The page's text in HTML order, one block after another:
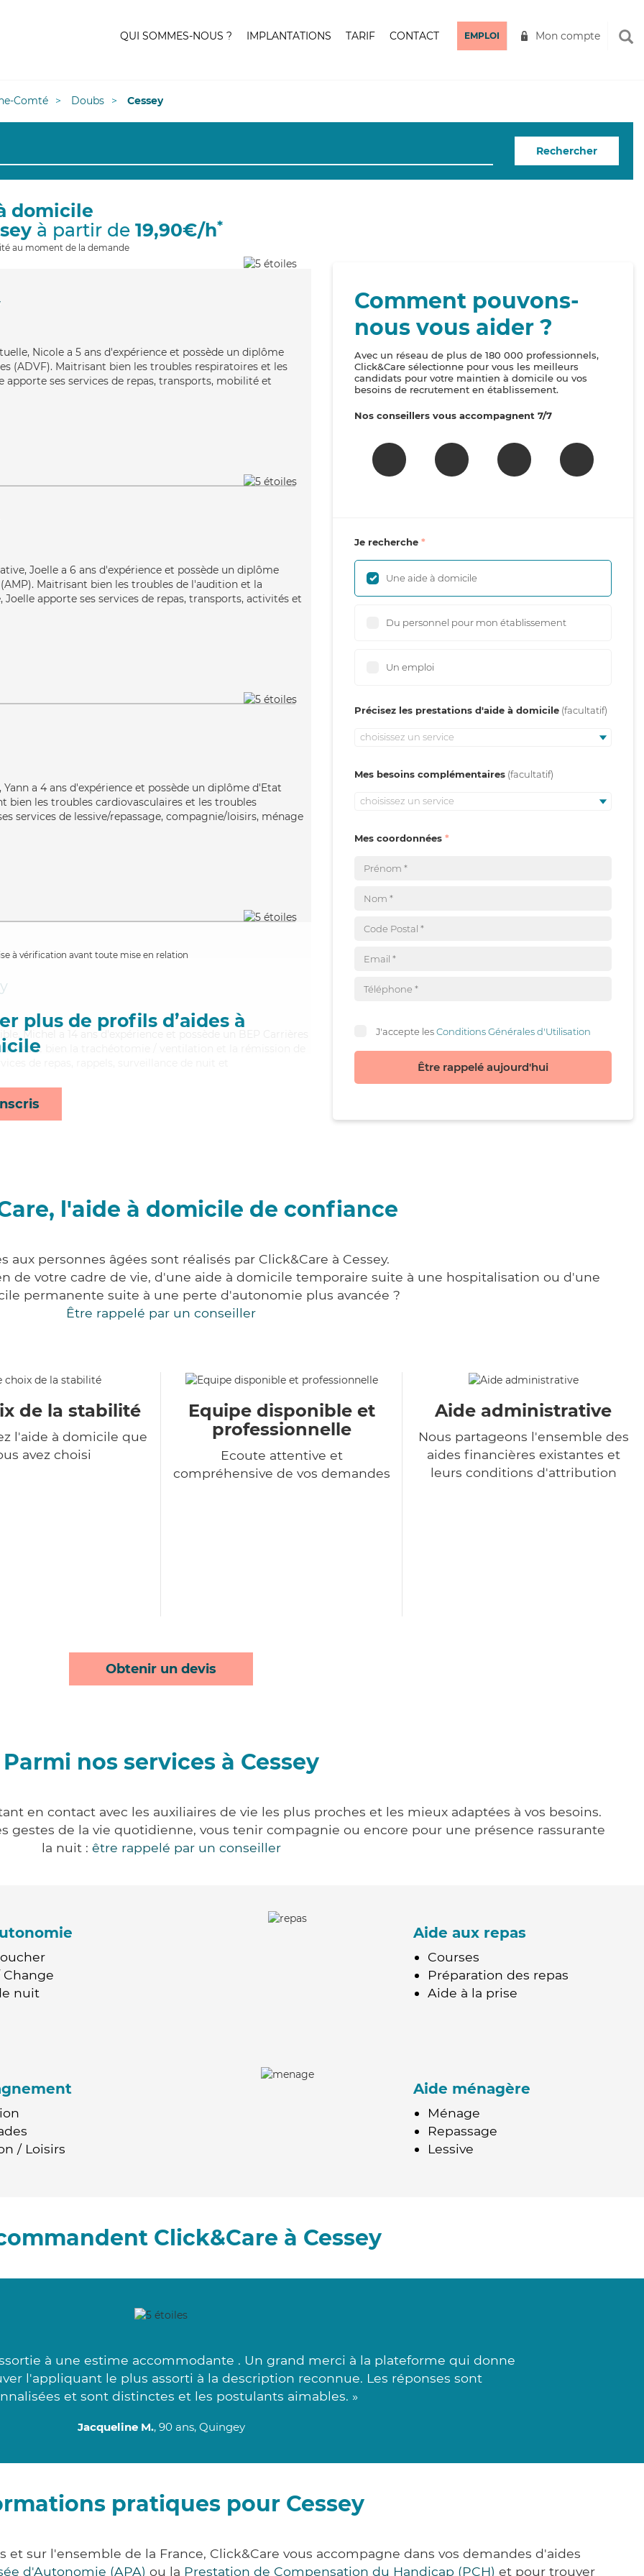
QUI SOMMES-NOUS ? IMPLANTATIONS TARIF CONTACT EMPLOI Mon compte
Comté Doubs Cessey
Rechercher
domicile
à partir de 19,90€/h*
au moment de la demande
Nicole a 5 ans d'expérience et possède un diplôme
(ADVF). Maitrisant bien les troubles respiratoires et les
ses services de repas, transports, mobilité et
Joelle a 6 ans d'expérience et possède un diplôme
Maitrisant bien les troubles de l'audition et la
apporte ses services de repas, transports, activités et
a 4 ans d'expérience et possède un diplôme d'Etat
bien les troubles cardiovasculaires et les troubles
services de lessive/repassage, compagnie/loisirs, ménage
à vérification avant toute mise en relation
plus de profils d’aides à
Michel a 14 ans d'expérience et possède un BEP Carrières
bien la trachéotomie / ventilation et la rémission de
Comment pouvons-
nous vous aider ?
Avec un réseau de plus de 180 000 professionnels,
Click&Care sélectionne pour vous les meilleurs
candidats pour votre maintien à domicile ou vos
besoins de recrutement en établissement.
Nos conseillers vous accompagnent 7/7
Je recherche
Une aide à domicile
Du personnel pour mon établissement
Un emploi
Précisez les prestations d'aide à domicile
choisissez un service
Mes besoins complémentaires
choisissez un service
Mes coordonnées
J'accepte lesConditions Générales d'Utilisation
Être rappelé aujourd'hui
l'aide à domicile de confiance
aux personnes âgées sont réalisés par Click&Care à Cessey.
de votre cadre de vie, d'une aide à domicile temporaire suite à une hospitalisation ou d'une
permanente suite à une perte d'autonomie plus avancée ?
Être rappelé par un conseiller
de la stabilité
l'aide à domicile que
avez choisi
Equipe disponible et
professionnelle
Ecoute attentive et
compréhensive de vos demandes
Aide administrative
Nous partageons l'ensemble des
aides financières existantes et
leurs conditions d'attribution
Obtenir un devis
Parmi nos services à Cessey
en contact avec les auxiliaires de vie les plus proches et les mieux adaptées à vos besoins.
gestes de la vie quotidienne, vous tenir compagnie ou encore pour une présence rassurante
la nuit : être rappelé par un conseiller
nuit
Aide aux repas
Courses
Préparation des repas
Aide à la prise
/ Loisirs
Aide ménagère
Ménage
Repassage
Lessive
Click&Care à Cessey
à une estime accommodante . Un grand merci à la plateforme qui donne
l'appliquant le plus assorti à la description reconnue. Les réponses sont
et sont distinctes et les postulants aimables. »
Jacqueline M., 90 ans, Quingey
pratiques pour Cessey
et sur l'ensemble de la France, Click&Care vous accompagne dans vos demandes d'aides
d'Autonomie (APA) ou la Prestation de Compensation du Handicap (PCH) et pour trouver